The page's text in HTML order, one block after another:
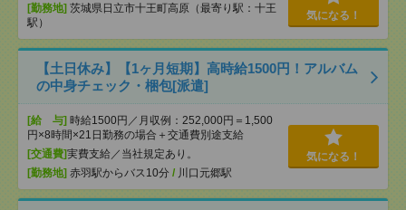
[勤務地] 茨城県日立市十王町高原（最寄り駅：十王
駅）
気になる！
【土日休み】【1ヶ月短期】高時給1500円！アルバム
の中身チェック・梱包[派遣]
[給 与] 時給1500円／月収例：252,000円＝1,500
円×8時間×21日勤務の場合＋交通費別途支給
[交通費]実費支給／当社規定あり。
[勤務地] 赤羽駅からバス10分 / 川口元郷駅
気になる！